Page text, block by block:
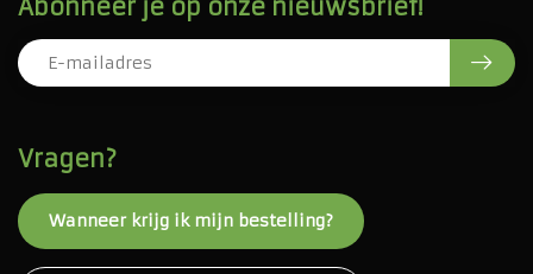
Vragen?
Wanneer krijg ik mijn bestelling?
Abonneer je op onze nieuwsbrief!